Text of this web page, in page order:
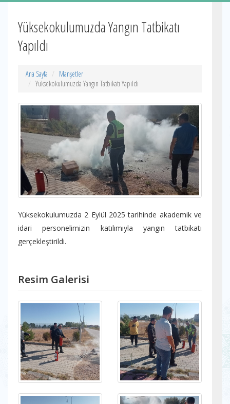
Yüksekokulumuzda Yangın Tatbikatı
Yapıldı
Ana Sayfa
Manşetler
Yüksekokulumuzda Yangın Tatbikatı Yapıldı
Yüksekokulumuzda 2 Eylül 2025 tarihinde akademik ve
idari personelimizin katılımıyla yangın tatbikatı
gerçekleştirildi.
Resim Galerisi